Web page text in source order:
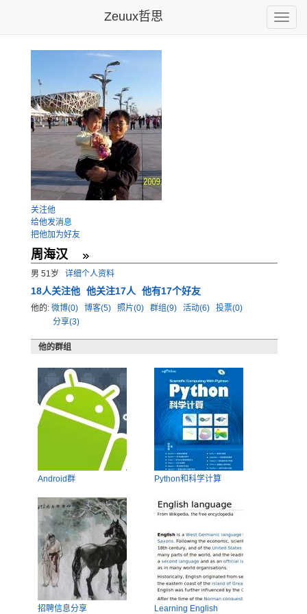
Toggle
Zeuux哲思
关注他
给他发消息
把他加为好友
周海汉
男 51岁 详细个人资料
18人关注他 他关注17人 他有17个好友
他的: 微博(0) 博客(5) 照片(0) 群组(9) 活动(6)
投票(0)
分享(3)
他的群组
Android群 Python和科学计算
招聘信息分享 Learning English